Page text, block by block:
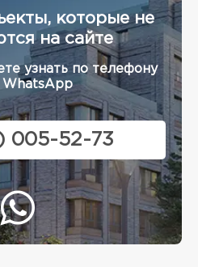
которые не
на сайте
узнать по телефону
WhatsApp
005-52-73